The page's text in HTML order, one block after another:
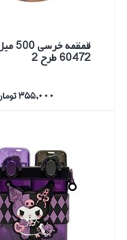
قمقمه
60472 طرح 2
355,000 تومان